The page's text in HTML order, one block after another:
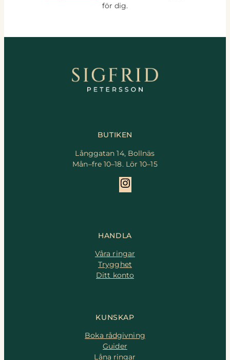
för dig.
BUTIKEN
Långgatan 14, Bollnäs
Mån–fre 10–18. Lör 10–15
HANDLA
Våra ringar
Trygghet
Ditt konto
KUNSKAP
Boka rådgivning
Guider
Låna ringar